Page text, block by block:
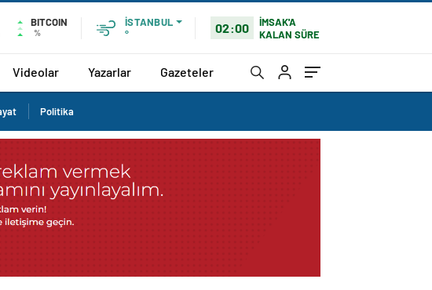
BITCOIN
%
İSTANBUL
°
02:00
İMSAK'A
KALAN SÜRE
Videolar Yazarlar Gazeteler
Politika